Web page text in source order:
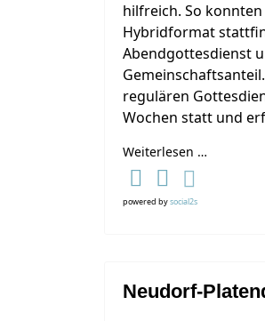
hilfreich. So
Hybridformat
Abendgottesdienst
regulären
Wochen statt und
Weiterlesen …
powered bysocial2s
Neudorf-